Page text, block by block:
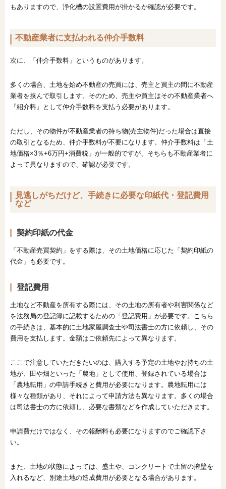
もありますので、浄化槽の設置費用が掛かるか確認が必要です。
不動産業者に支払われる仲介手数料
次に、「仲介手数料」というものがあります。
多くの場合、土地を始め不動産の売買には、売主と買主の間に不動産
業者を挟んで取引します。そのため、売主や買主はその不動産業者へ
『紹介料』として仲介手数料を支払う必要があります。
ただし、その物件が不動産業者の持ち物(売主物件)だった場合は直接
の取引となるため、仲介手数料が不要になります。仲介手数料は「土
地価格×3％+6万円+消費税」が一般的ですが、そちらも不動産業者に
よって異なりますので、確認が必要です。
見逃しがちだけど、手続きに必要な印紙代・登記費用
など
契約印紙の代金
「不動産売買契約」をする際は、その土地価格に応じた「契約印紙の
代金」も必要です。
登記費用
土地など不動産を所有する際には、その土地の所有者や利害関係など
を法務局の登記簿に記載するための「登記費用」が必要です。こちら
の手続きは、基本的に土地家屋調査士や司法書士の方に依頼し、その
費用を支払します。金額はご依頼先によって異なります。
ここで注意していただきたいのは、購入する予定の土地やお持ちの土
地が、田や畑といった「農地」として使用、登録されている場合は
「農地転用」の申請手続きと費用が必要になります。農地転用には
様々な種類があり、それによって申請方法も異なります。多くの場合
は司法書士の方に依頼し、必要な書類などを作成していただきます。
申請費だけではなく、その報酬料も必要になりますのでご確認下さ
い。
また、土地の状態によっては、盛土や、コンクリートで土留の擁壁を
入れるなど、別途土地の造成費用が必要となる場合があります。